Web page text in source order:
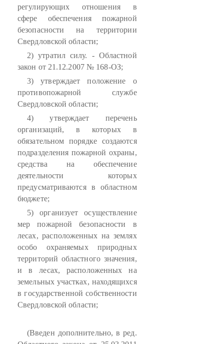
регулирующих отношения в
сфере обеспечения пожарной
безопасности на территории
Свердловской области;
2) утратил силу. - Областной
закон от 21.12.2007 № 168-ОЗ;
3) утверждает положение о
противопожарной службе
Свердловской области;
4) утверждает перечень
организаций, в которых в
обязательном порядке создаются
подразделения пожарной охраны,
средства на обеспечение
деятельности которых
предусматриваются в областном
бюджете;
5) организует осуществление
мер пожарной безопасности в
лесах, расположенных на землях
особо охраняемых природных
территорий областного значения,
и в лесах, расположенных на
земельных участках, находящихся
в государственной собственности
Свердловской области;
(Введен дополнительно, в ред.